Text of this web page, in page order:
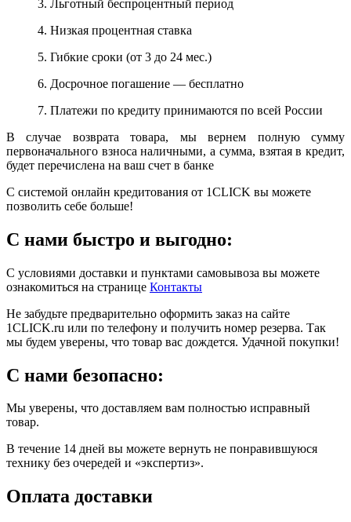
3. Льготный беспроцентный период
4. Низкая процентная ставка
5. Гибкие сроки (от 3 до 24 мес.)
6. Досрочное погашение — бесплатно
7. Платежи по кредиту принимаются по всей России
В случае возврата товара, мы вернем полную сумму
первоначального взноса наличными, а сумма, взятая в кредит,
будет перечислена на ваш счет в банке
С системой онлайн кредитования от 1CLICK вы можете
позволить себе больше!
С нами быстро и выгодно:
С условиями доставки и пунктами самовывоза вы можете
ознакомиться на странице Контакты
Не забудьте предварительно оформить заказ на сайте
1CLICK.ru или по телефону и получить номер резерва. Так
мы будем уверены, что товар вас дождется. Удачной покупки!
С нами безопасно:
Мы уверены, что доставляем вам полностью исправный
товар.
В течение 14 дней вы можете вернуть не понравившуюся
технику без очередей и «экспертиз».
Оплата доставки